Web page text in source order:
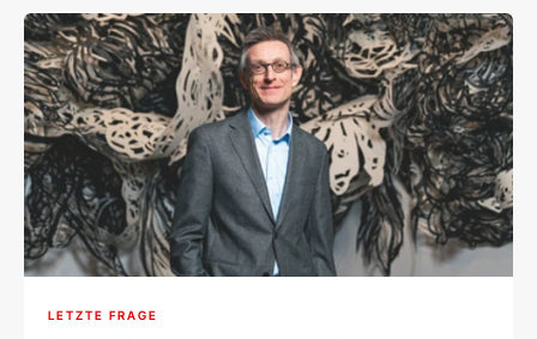
LETZTE FRAGE